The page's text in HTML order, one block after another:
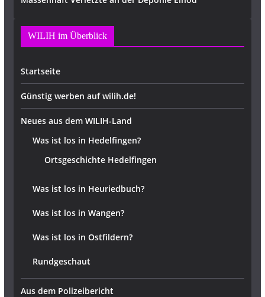
WILIH im Überblick
Startseite
Günstig werben auf wilih.de!
Neues aus dem WILIH-Land
Was ist los in Hedelfingen?
Ortsgeschichte Hedelfingen
Was ist los in Heuriedbuch?
Was ist los in Wangen?
Was ist los in Ostfildern?
Rundgeschaut
Aus dem Polizeibericht